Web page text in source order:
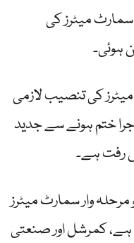
میٹرز کی
کی تنصیب لازمی
ختم ہونے سے جدید
رفت ہے۔
وار سمارٹ میٹرز
ہے، کمرشل اور صنعتی